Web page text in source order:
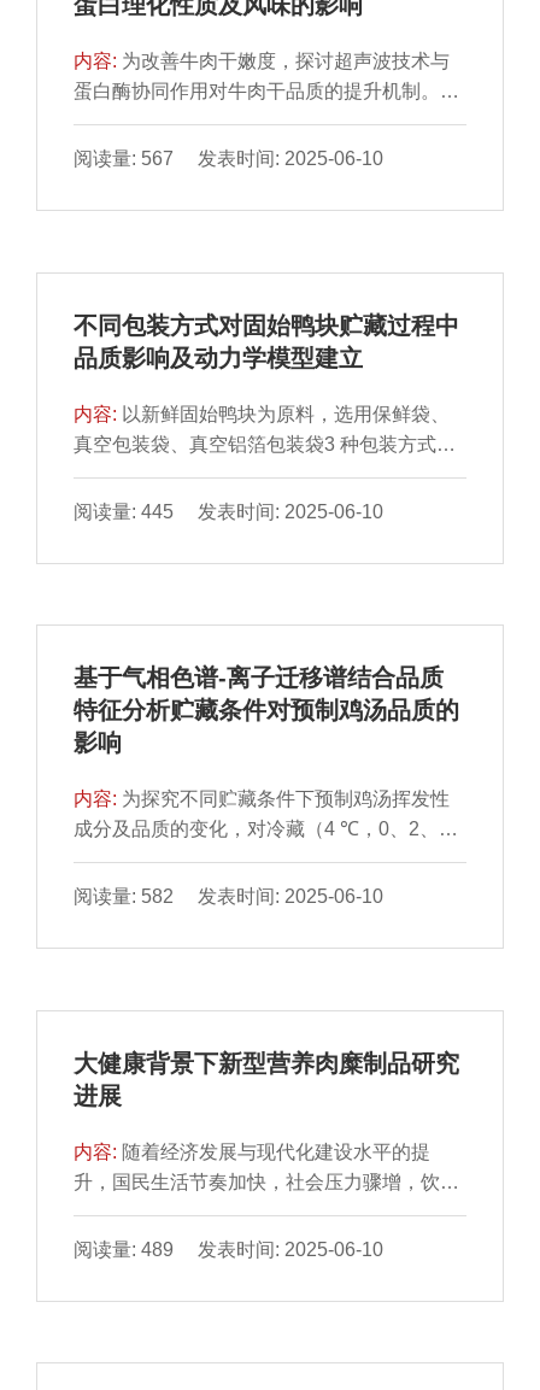
食品工业中调整鱼糜凝胶特性及探索盐替代配
方提供参考。
鲜味氨基酸含量呈先增加后降低趋势，成熟1
为172.12、8.35 mg/100 g，甜味和苦味氨基
酸含量于成熟12 h时最高。因此，湿法成熟1 d
的猪肉熟制后风味最佳。
内容: 为改善牛肉干嫩度，探讨超声波技术与
蛋白酶协同作用对牛肉干品质的提升机制。牛
肉干样品制备最佳工艺为：复合蛋白酶缓冲液
（木瓜蛋白酶、菠萝蛋白酶质量比1∶2）添加
声30 min后，于51 ℃嫩化3.1 h。结果表明，
干肌原纤维蛋白溶解度显著提升，肌原纤维小
面疏水性和牛肉干微观结构得到明显改善。这
些变化揭示了超声波处理能有效破坏牛肉的肌
外，通过气相色谱-质谱联用技术鉴定出45 种
挥发性风味物质，包括11 种醇类、5 种醛类、
17 种烃类、5 种酮类、1 种酚类、2 种酯类、
1 种酸类、2 种醚类、1 种其他物质，超声波
阅读量: 567 发表时间: 2025-06-10
不同包装方式对固始鸭块贮藏过程中
品质影响及动力学模型建立
内容: 以新鲜固始鸭块为原料，选用保鲜袋、
真空包装袋、真空铝箔包装袋3 种包装方式，
置于4 ℃条件下进行贮藏，通过每2 d对固始鸭
块贮藏过程中的质构特性、汁液流失率、硫代
substances，TBARS）值、过氧化值、pH值
始鸭块在贮藏过程中的影响，并以贮藏过程中
动力学模型并探讨三者之间的相关性，进一步
分析固始鸭块贮藏期间品质变化趋势。结果表
明：贮藏期间，对照组贮藏4 d时出现腐败变
mg/100 g、38.64 mmol/kg；真空铝箔袋包装
组贮藏至12 d时，TBARS值和过氧化值分别
达到0.79 mg/100 g、89.9 mmol/kg，能够有效
抑制鸭块脂质氧化速率，pH值为6.82，硬度为
0.99、0.99、0.88，鸭块经铝箔袋包装处理后
在4 ℃条件下可以贮藏12 d以上。鸭块贮藏
中，不同包装材料对鸭块贮藏品质影响很大，
真空铝箔袋包装能更有效地延缓鸭块的品质劣
变。
阅读量: 445 发表时间: 2025-06-10
基于气相色谱-离子迁移谱结合品质
特征分析贮藏条件对预制鸡汤品质的
影响
内容: 为探究不同贮藏条件下预制鸡汤挥发性
成分及品质的变化，对冷藏（4 ℃，0、2、
4、6 d）和常温（（25±1）℃，0、12、24、
36 h）贮藏的预制鸡汤进行亚硝酸盐含量、过
物、感官品质、气味测定，并采用气相色谱-离
spectrometry，GC-IMS）分析挥发性风味物
汤的感官评分、氨基酸态氮含量逐渐下降，亚
硝酸盐含量呈现先升后降的趋势，人参鸡汤于
冷藏4 d达到峰值（4.46±0.58）mg/kg，猪肚
鸡汤于常温贮藏24 h达到峰值（5.93±0.98）
mg/kg、冷藏6d达到峰值（4.36±0.17）
mg/kg，均未超过GB 2760—2014《食品安全
阅读量: 582 发表时间: 2025-06-10
大健康背景下新型营养肉糜制品研究
进展
内容: 随着经济发展与现代化建设水平的提
升，国民生活节奏加快，社会压力骤增，饮食
结构不合理、久坐及缺乏运动等导致肥胖、高
血压等慢性病趋于年轻化，居民营养健康需求
新型营养健康食品的开发成为研究热点。本文
质、营养等不同需求，从加工工艺（超声处
阅读量: 489 发表时间: 2025-06-10